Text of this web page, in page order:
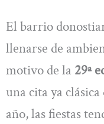
El barrio
llenarse de
motivo de la 29ª
una cita ya
año, las fiestas